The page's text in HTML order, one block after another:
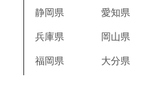
静岡県 愛知県
兵庫県 岡山県
福岡県 大分県